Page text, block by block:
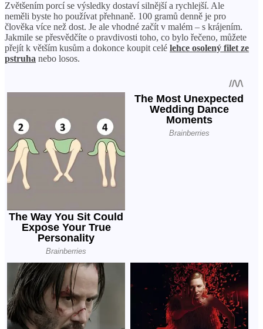
Zvětšením porcí se výsledky dostaví silnější a rychlejší. Ale
neměli byste ho používat přehnaně. 100 gramů denně je pro
člověka více než dost. Je ale vhodné začít v malém – s krájením.
Jakmile se přesvědčíte o pravdivosti toho, co bylo řečeno, můžete
přejít k větším kusům a dokonce koupit celé lehce osolený filet ze
pstruha nebo losos.